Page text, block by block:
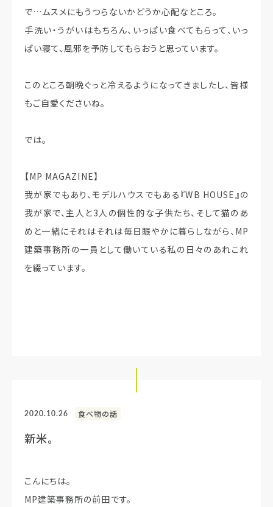
で…ムスメにもうつらないかどうか心配なところ。
手洗い・うがいはもちろん、いっぱい食べてもらって、いっ
ぱい寝て、風邪を予防してもらおうと思っています。
このところ朝晩ぐっと冷えるようになってきましたし、皆様
もご自愛くださいね。
では。
【MP MAGAZINE】
我が家でもあり、モデルハウスでもある『WB HOUSE』の
我が家で、主人と3人の個性的な子供たち、そして猫のあ
めと一緒にそれはそれは毎日賑やかに暮らしながら、MP
建築事務所の一員として働いている私の日々のあれこれ
を綴っています。
2020.10.26 食べ物の話
新米。
こんにちは。
MP建築事務所の前田です。